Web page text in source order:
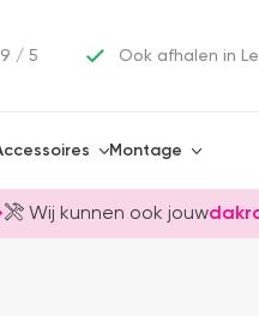
/ 5 Ook afhalen in
Montage
Wij kunnen ook jouw